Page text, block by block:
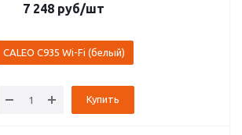
7 248руб/шт
CALEO С935 Wi-Fi (белый)
Купить